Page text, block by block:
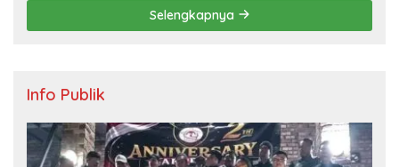
Selengkapnya
Info Publik